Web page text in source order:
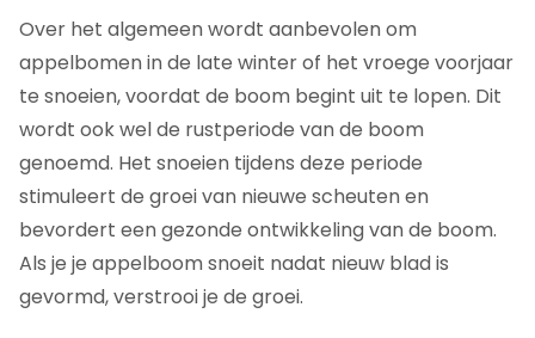
Over het algemeen wordt aanbevolen om
appelbomen in de late winter of het vroege voorjaar
te snoeien, voordat de boom begint uit te lopen. Dit
wordt ook wel de rustperiode van de boom
genoemd. Het snoeien tijdens deze periode
stimuleert de groei van nieuwe scheuten en
bevordert een gezonde ontwikkeling van de boom.
Als je je appelboom snoeit nadat nieuw blad is
gevormd, verstrooi je de groei.